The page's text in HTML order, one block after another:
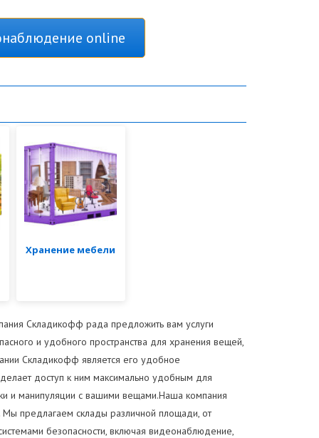
online
Хранение мебели
Складикофф рада предложить вам услуги
и удобного пространства для хранения вещей,
Складикофф является его удобное
доступ к ним максимально удобным для
и манипуляции с вашими вещами.Наша компания
предлагаем склады различной площади, от
безопасности, включая видеонаблюдение,